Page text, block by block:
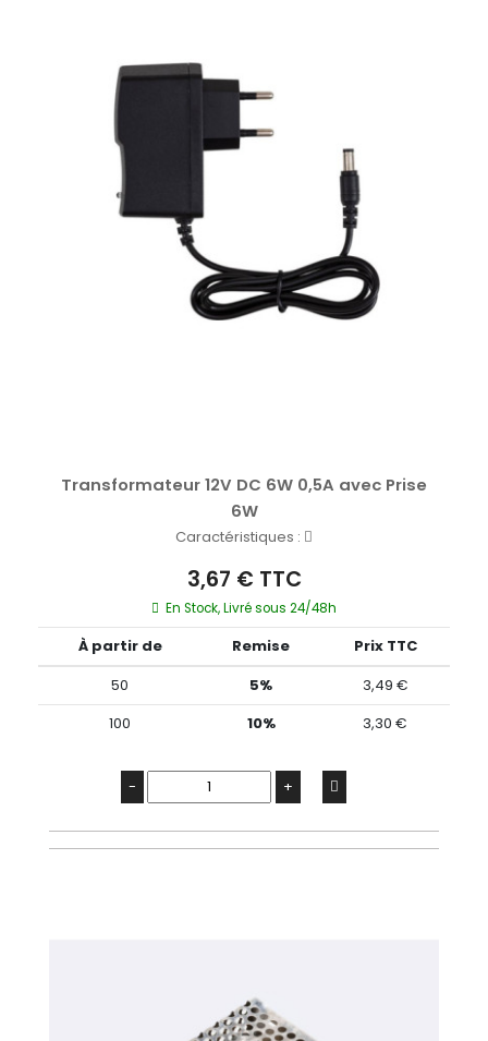
Transformateur 12V DC 6W 0,5A avec Prise
6W
Caractéristiques :
3,67 € TTC
En Stock, Livré sous 24/48h
À partir de Remise
Prix TTC
50
5%
3,49 €
100
10% 3,30 €
- +